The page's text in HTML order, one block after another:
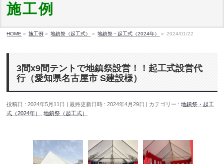
施工例
HOME » 施工例 » 地鎮祭（起工式） » 地鎮祭・起工式（2024年） » 2024/01/22
3間x9間テントで地鎮祭設営！！起工式設営代
行（愛知県名古屋市 S建設様）
投稿日 : 2024年5月11日 最終更新日時 : 2024年4月29日 カテゴリー :地鎮祭・起工
式（2024年）
,地鎮祭（起工式）